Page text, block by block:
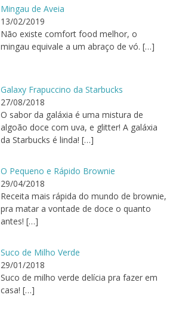
Mingau de Aveia
13/02/2019
Não existe comfort food melhor, o
mingau equivale a um abraço de vó. […]
Galaxy Frapuccino da Starbucks
27/08/2018
O sabor da galáxia é uma mistura de
algoão doce com uva, e glitter! A galáxia
da Starbucks é linda! […]
O Pequeno e Rápido Brownie
29/04/2018
Receita mais rápida do mundo de brownie,
pra matar a vontade de doce o quanto
antes! […]
Suco de Milho Verde
29/01/2018
Suco de milho verde delícia pra fazer em
casa! […]